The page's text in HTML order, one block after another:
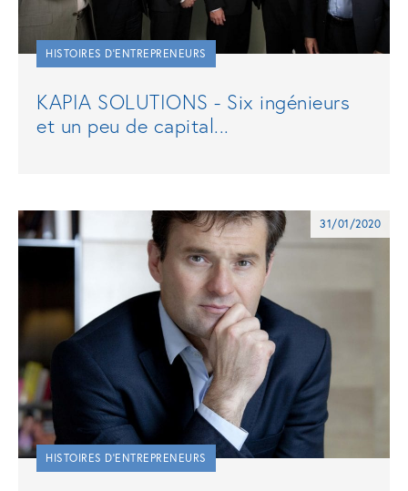
HISTOIRES D'ENTREPRENEURS
KAPIA SOLUTIONS - Six ingénieurs
et un peu de capital...
31/01/2020
HISTOIRES D'ENTREPRENEURS